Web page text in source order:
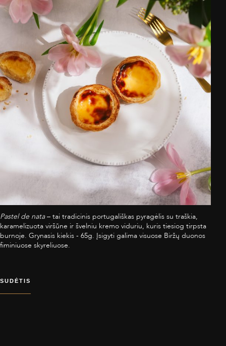
Pastel de nata– tai tradicinis portugališkas pyragėlis su traškia,
karamelizuota viršūne ir švelniu kremo viduriu, kuris tiesiog tirpsta
burnoje. Grynasis kiekis - 65g. Įsigyti galima visuose Biržų duonos
fiminiuose skyreliuose.
SUDĖTIS